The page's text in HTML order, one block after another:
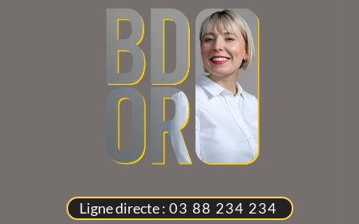
Ligne directe : 03 88 234 234